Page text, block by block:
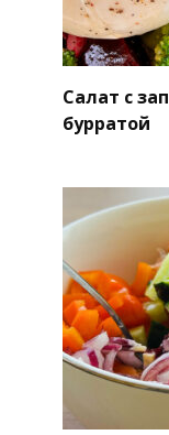
Салат с
бурратой